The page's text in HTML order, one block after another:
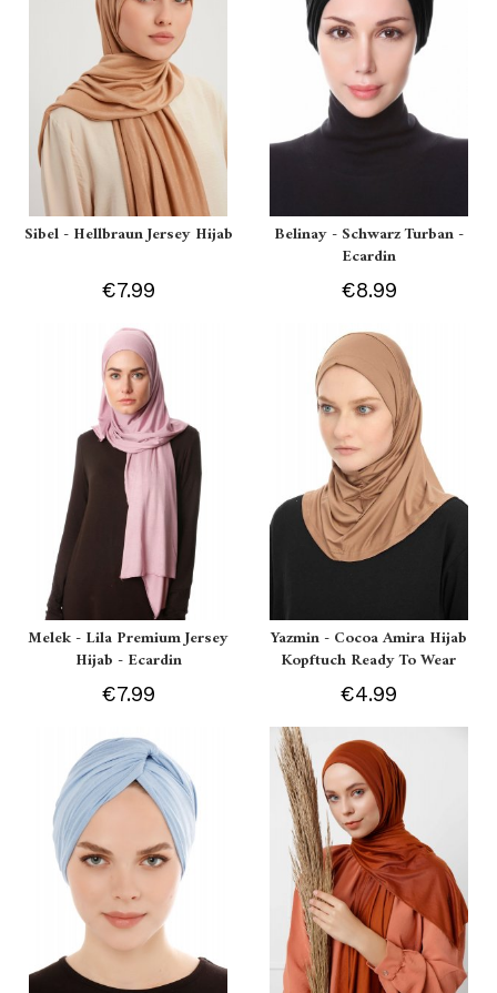
Sibel - Hellbraun Jersey Hijab
€7.99
Belinay - Schwarz Turban -
Ecardin
€8.99
Melek - Lila Premium Jersey
Hijab - Ecardin
€7.99
Yazmin - Cocoa Amira Hijab
Kopftuch Ready To Wear
€4.99